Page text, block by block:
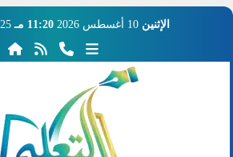
الإثنين 10 أغسطس 2026 11:20 مـ 25 صفر 1448